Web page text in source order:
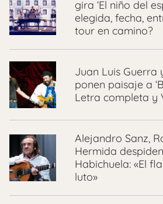
gira ‘El niño del
elegida, fecha,
tour en camino?
Juan Luis Guerra
ponen paisaje a
Letra completa y
Alejandro Sanz,
Hermida
Habichuela: «El
luto»